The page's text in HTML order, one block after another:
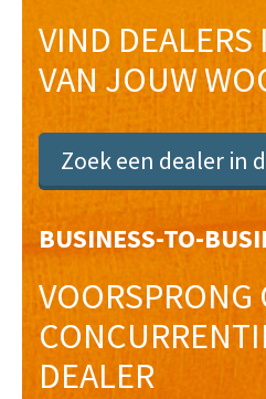
VIND
VAN JOUW
Zoek een dealer in
BUSINESS-TO-
VOORSPRONG
DEALER